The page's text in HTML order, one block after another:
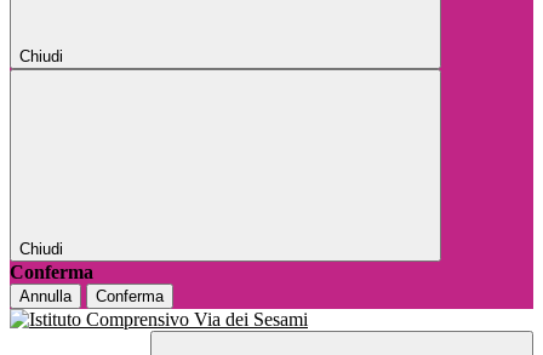
Chiudi
Chiudi
Conferma
Annulla Conferma